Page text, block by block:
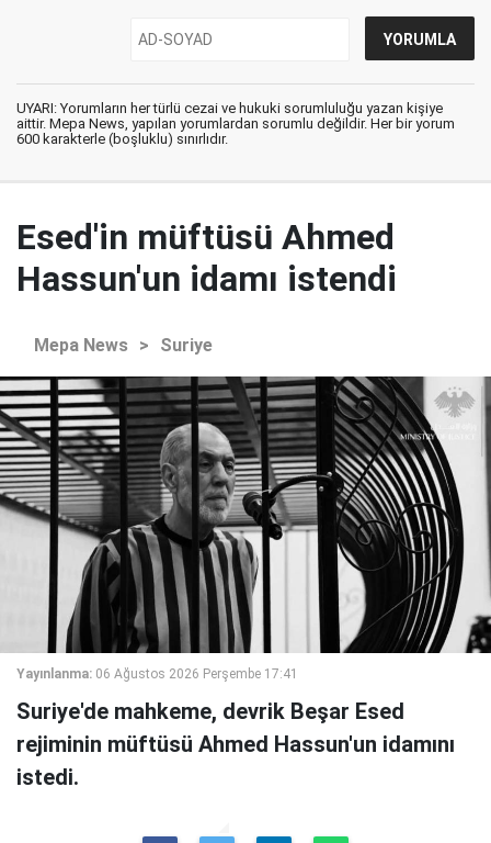
UYARI: Yorumların her türlü cezai ve hukuki sorumluluğu yazan kişiye
aittir. Mepa News, yapılan yorumlardan sorumlu değildir. Her bir yorum
600 karakterle (boşluklu) sınırlıdır.
Esed'in müftüsü Ahmed
Hassun'un idamı istendi
Mepa News > Suriye
Yayınlanma: 06 Ağustos 2026 Perşembe 17:41
Suriye'de mahkeme, devrik Beşar Esed
rejiminin müftüsü Ahmed Hassun'un idamını
istedi.